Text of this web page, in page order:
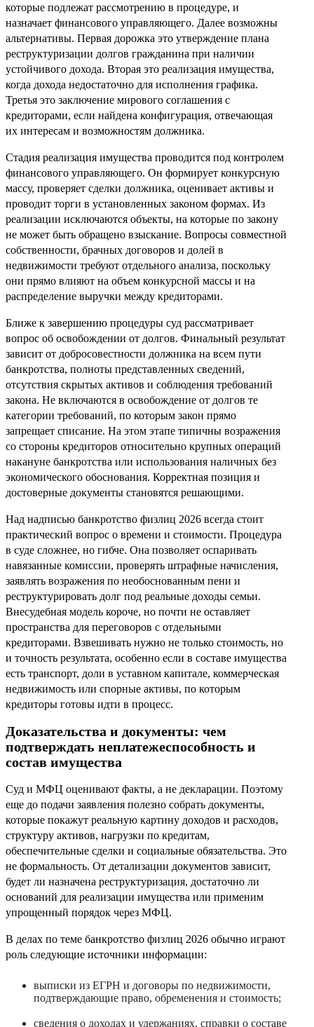
которые подлежат рассмотрению в процедуре, и
назначает финансового управляющего. Далее возможны
альтернативы. Первая дорожка это утверждение плана
реструктуризации долгов гражданина при наличии
устойчивого дохода. Вторая это реализация имущества,
когда дохода недостаточно для исполнения графика.
Третья это заключение мирового соглашения с
кредиторами, если найдена конфигурация, отвечающая
их интересам и возможностям должника.
Стадия реализация имущества проводится под контролем
финансового управляющего. Он формирует конкурсную
массу, проверяет сделки должника, оценивает активы и
проводит торги в установленных законом формах. Из
реализации исключаются объекты, на которые по закону
не может быть обращено взыскание. Вопросы совместной
собственности, брачных договоров и долей в
недвижимости требуют отдельного анализа, поскольку
они прямо влияют на объем конкурсной массы и на
распределение выручки между кредиторами.
Ближе к завершению процедуры суд рассматривает
вопрос об освобождении от долгов. Финальный результат
зависит от добросовестности должника на всем пути
банкротства, полноты представленных сведений,
отсутствия скрытых активов и соблюдения требований
закона. Не включаются в освобождение от долгов те
категории требований, по которым закон прямо
запрещает списание. На этом этапе типичны возражения
со стороны кредиторов относительно крупных операций
накануне банкротства или использования наличных без
экономического обоснования. Корректная позиция и
достоверные документы становятся решающими.
Над надписью банкротство физлиц 2026 всегда стоит
практический вопрос о времени и стоимости. Процедура
в суде сложнее, но гибче. Она позволяет оспаривать
навязанные комиссии, проверять штрафные начисления,
заявлять возражения по необоснованным пени и
реструктурировать долг под реальные доходы семьи.
Внесудебная модель короче, но почти не оставляет
пространства для переговоров с отдельными
кредиторами. Взвешивать нужно не только стоимость, но
и точность результата, особенно если в составе имущества
есть транспорт, доли в уставном капитале, коммерческая
недвижимость или спорные активы, по которым
кредиторы готовы идти в процесс.
Доказательства и документы: чем
подтверждать неплатежеспособность и
состав имущества
Суд и МФЦ оценивают факты, а не декларации. Поэтому
еще до подачи заявления полезно собрать документы,
которые покажут реальную картину доходов и расходов,
структуру активов, нагрузки по кредитам,
обеспечительные сделки и социальные обязательства. Это
не формальность. От детализации документов зависит,
будет ли назначена реструктуризация, достаточно ли
оснований для реализации имущества или применим
упрощенный порядок через МФЦ.
В делах по теме банкротство физлиц 2026 обычно играют
роль следующие источники информации:
выписки из ЕГРН и договоры по недвижимости,
подтверждающие право, обременения и стоимость;
сведения о доходах и удержаниях, справки о составе